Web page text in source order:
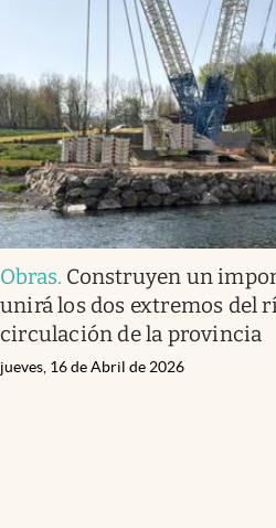
Obras. Construyen un
unirá los dos extremos del
circulación de la provincia
jueves, 16 de Abril de 2026